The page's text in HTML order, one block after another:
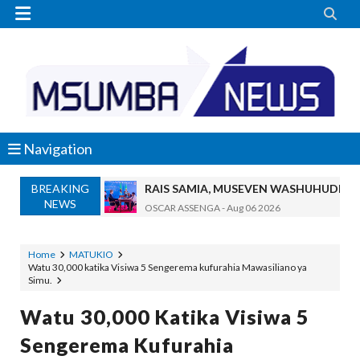
 
Navigation
BREAKING
NEWS
RAIS SAMIA, MUSEVEN
OSCAR ASSENGA-Aug 06 2026
DC Mtambule Ataka Watu Wafichue
Maisha Yangu Yalikuwa Kwenye Giza
Zawadi- Aug 06 2026
MWANRI APOKELEWA MAKAO
Home
MATUKIO
Watu 30,000 katika Visiwa 5 Sengerema kufurahia Mawasiliano ya
Simu.
Watu 30,000 Katika Visiwa 5
Sengerema Kufurahia